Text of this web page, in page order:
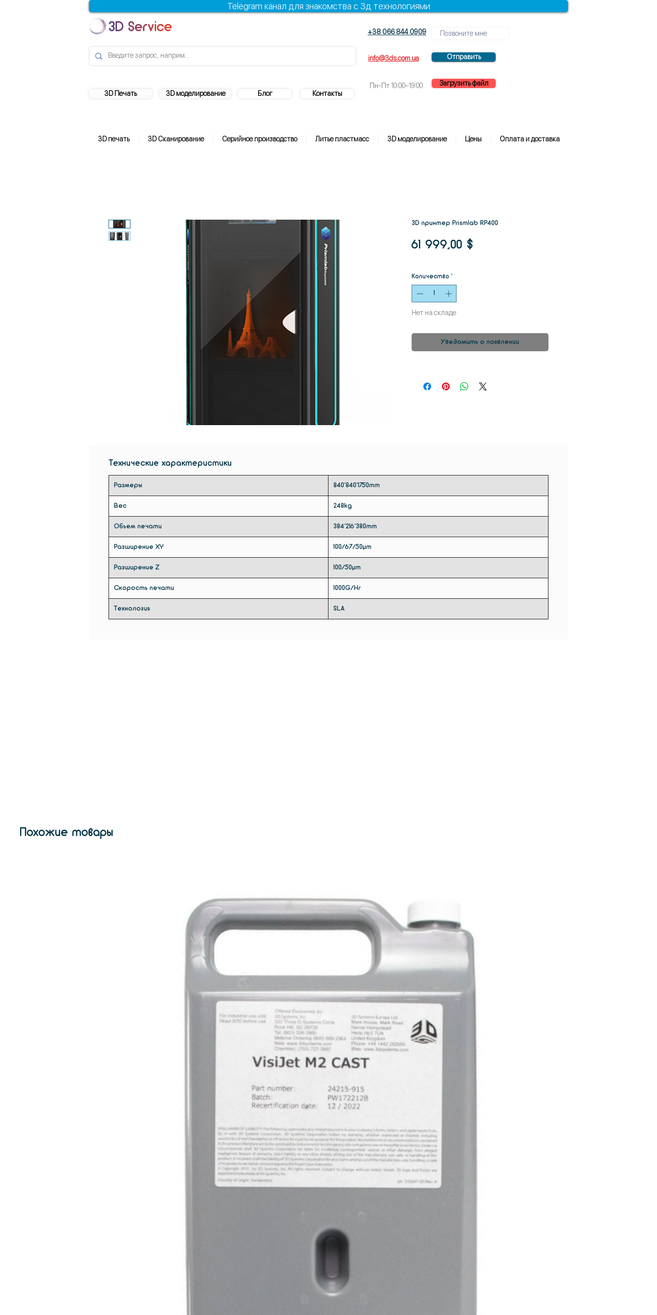
Telegram канал для знакомства с 3д технологиями
3D Печать 3D моделирование Блог Контакты
+38 066 844 0909
info@3ds.com.ua Отправить
Пн-Пт10:00–19:00 Загрузить файл
3D печать 3D Сканирование Серийное производство Литье пластмасс 3D моделирование Цены Оплата и доставка
3D принтер Prismlab RP400
61 999,00 $Цена
Количество *
Нет на складе
Уведомить о появлении
Технические характеристики
Размеры 840*840*1750mm
Вес 248kg
Обьем печати 384*216*380mm
Разширение XY 100/67/50µm
Разширение Z 100/50µm
Скорость печати 1000G/Hr
Технология SLA
Похожие товары